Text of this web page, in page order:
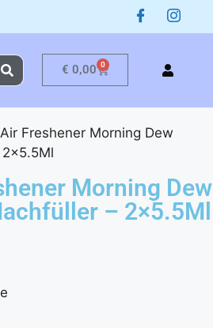
€ 0,00 0
Freshener Morning Dew
Morning Dew
– 2×5.5Ml